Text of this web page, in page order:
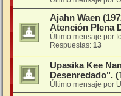
Ajahn Waen
Atención Plena
Último mensaje por
Respuestas: 13
Upasika Kee
Desenredado".
Último mensaje por